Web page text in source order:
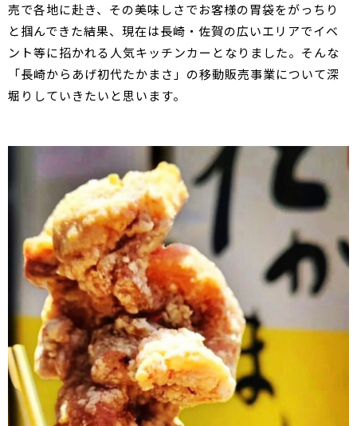
売で各地に赴き、その美味しさでお客様の胃袋をがっちり
と掴んできた結果、現在は長崎・佐賀の広いエリアでイベ
ント等に招かれる人気キッチンカーとなりました。そんな
「長崎からあげ初代たかまさ」の移動販売事業について深
堀りしていきたいと思います。